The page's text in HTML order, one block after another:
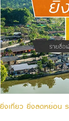
ยิ่งเที่ยว ยิ่งลดหย่อน